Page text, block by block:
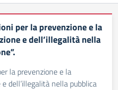
per la prevenzione e la
e dell’illegalità nella
la prevenzione e la
dell’illegalità nella pubblica